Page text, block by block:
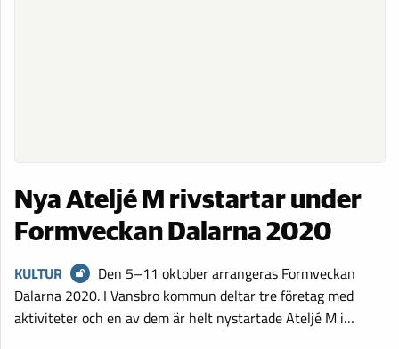
Nya Ateljé M rivstartar under
Formveckan Dalarna 2020
KULTUR
Den 5–11 oktober arrangeras Formveckan
Dalarna 2020. I Vansbro kommun deltar tre företag med
aktiviteter och en av dem är helt nystartade Ateljé M i…